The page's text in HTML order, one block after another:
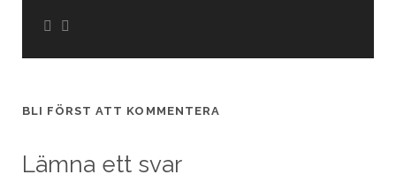
BLI FÖRST ATT KOMMENTERA
Lämna ett svar